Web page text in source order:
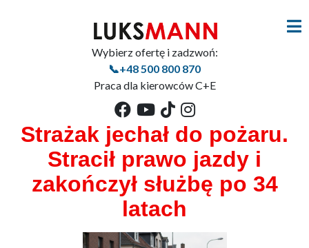
Wybierz ofertę i zadzwoń:
📞+48 500 800 870
Praca dla kierowców C+E
Strażak jechał do pożaru.
Stracił prawo jazdy i
zakończył służbę po 34
latach